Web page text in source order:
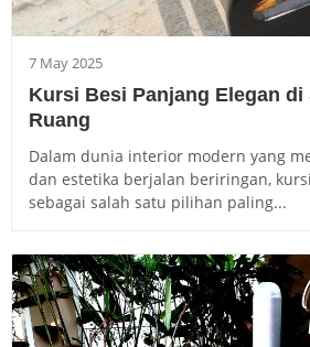
7 May 2025
Kursi Besi Panjang Elegan di
Ruang
Dalam dunia interior modern yang
dan estetika berjalan beriringan,
sebagai salah satu pilihan paling...